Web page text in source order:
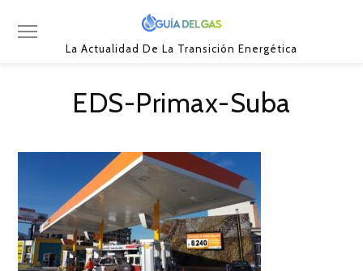
La Actualidad De La Transición Energética
EDS-Primax-Suba